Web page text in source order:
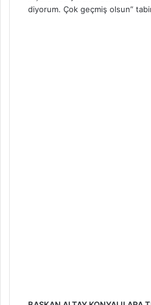
diyorum. Çok geçmiş olsun”